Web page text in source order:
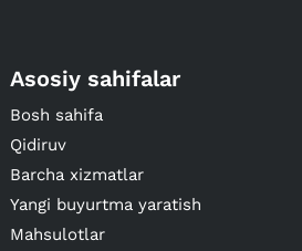
Asosiy sahifalar
Bosh sahifa
Qidiruv
Barcha xizmatlar
Yangi buyurtma yaratish
Mahsulotlar